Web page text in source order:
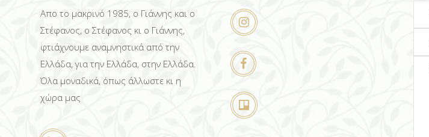
Απο το μακρινό 1985, ο Γιάννης και ο
Στέφανος, ο Στέφανος κι ο Γιάννης,
φτιάχνουμε αναμνηστικά από την
Ελλάδα, για την Ελλάδα, στην Ελλάδα.
Όλα μοναδικά, όπως άλλωστε κι η
χώρα μας